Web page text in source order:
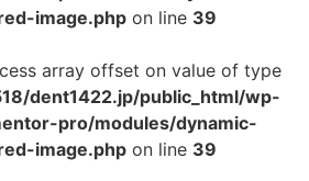
image.php on line 39
array offset on value of type
dent1422.jp/public_html/wp-
pro/modules/dynamic-
image.php on line 39